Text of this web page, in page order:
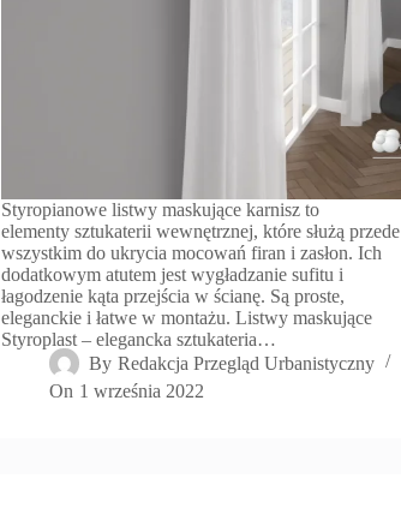
Styropianowe listwy maskujące karnisz to
elementy sztukaterii wewnętrznej, które służą przede
wszystkim do ukrycia mocowań firan i zasłon. Ich
dodatkowym atutem jest wygładzanie sufitu i
łagodzenie kąta przejścia w ścianę. Są proste,
eleganckie i łatwe w montażu. Listwy maskujące
Styroplast – elegancka sztukateria…
By Redakcja Przegląd Urbanistyczny
On 1 września 2022